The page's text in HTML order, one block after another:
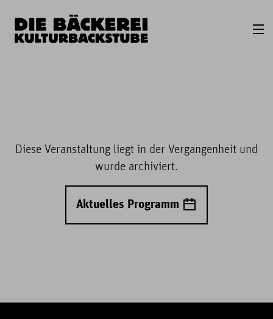
Diese Veranstaltung liegt in der Vergangenheit und
wurde archiviert.
Aktuelles Programm